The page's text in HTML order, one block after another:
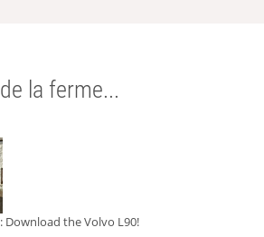
la ferme...
Download the Volvo L90!